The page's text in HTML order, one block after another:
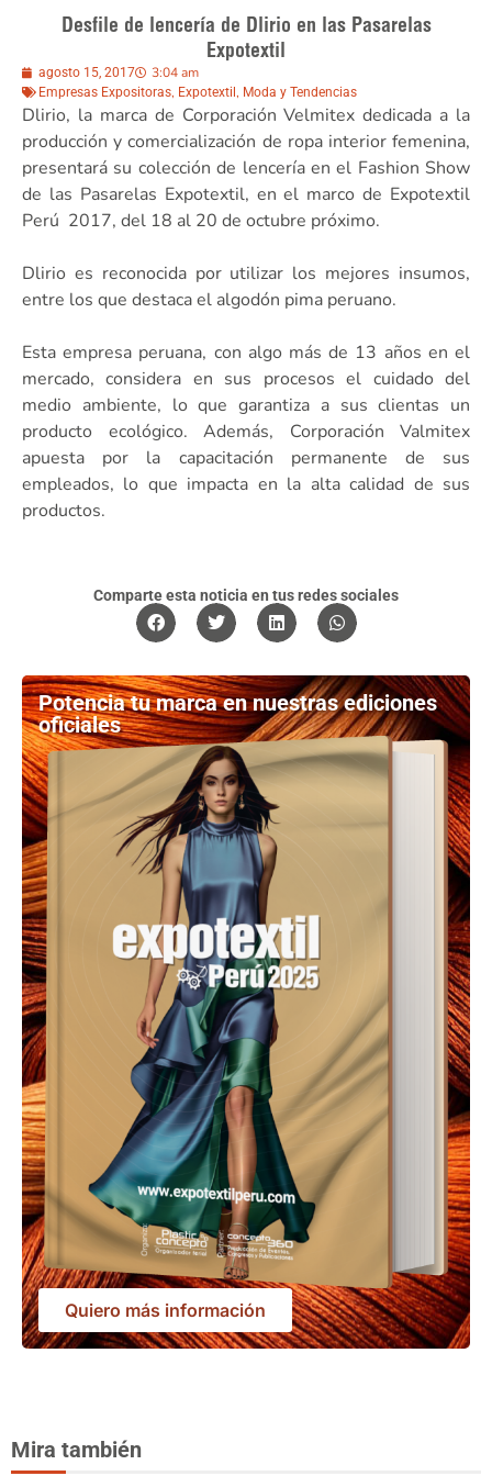
Desfile de lencería de Dlirio en las Pasarelas
Expotextil
agosto 15, 2017 3:04 am
Empresas Expositoras, Expotextil, Moda y Tendencias
Dlirio, la marca de Corporación Velmitex dedicada a la
producción y comercialización de ropa interior femenina,
presentará su colección de lencería en el Fashion Show
de las Pasarelas Expotextil, en el marco de Expotextil
Perú 2017, del 18 al 20 de octubre próximo.
Dlirio es reconocida por utilizar los mejores insumos,
entre los que destaca el algodón pima peruano.
Esta empresa peruana, con algo más de 13 años en el
mercado, considera en sus procesos el cuidado del
medio ambiente, lo que garantiza a sus clientas un
producto ecológico. Además, Corporación Valmitex
apuesta por la capacitación permanente de sus
empleados, lo que impacta en la alta calidad de sus
productos.
Comparte esta noticia en tus redes sociales
Potencia tu marca en nuestras ediciones
oficiales
Quiero más información
Mira también